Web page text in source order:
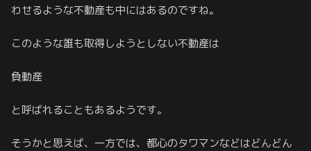
わせるような不動産も中にはあるのですね。
このような誰も取得しようとしない不動産は
負動産
と呼ばれることもあるようです。
そうかと思えば、一方では、都心のタワマンなどはどんどん